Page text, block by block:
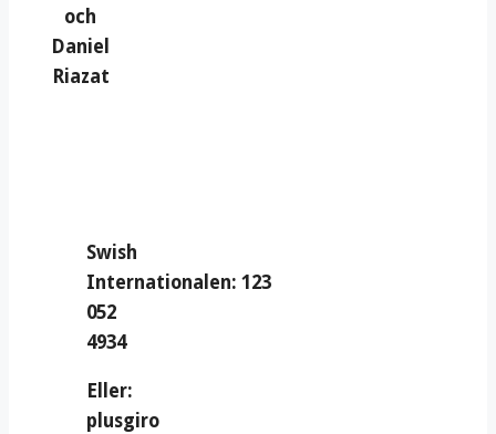
och
Daniel
Riazat
Swish
Internationalen: 123
052
4934
Eller:
plusgiro